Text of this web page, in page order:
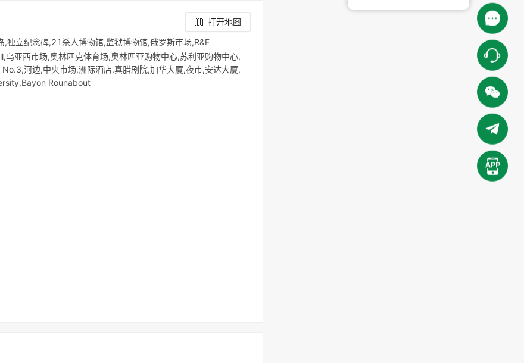
打开地图
独立纪念碑,21杀人博物馆,监狱博物馆,俄罗斯市场,R&F
亚西市场,奥林匹克体育场,奥林匹亚购物中心,苏利亚购物中心,
河边,中央市场,洲际酒店,真腊剧院,加华大厦,夜市,安达大厦,
Rounabout